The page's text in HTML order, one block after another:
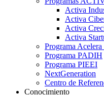
Activa
Activa
Activa
Activa
Programa Acelera
Programa PADIH
Programa PIEEI
NextGeneration
Centro de
Conocimiento